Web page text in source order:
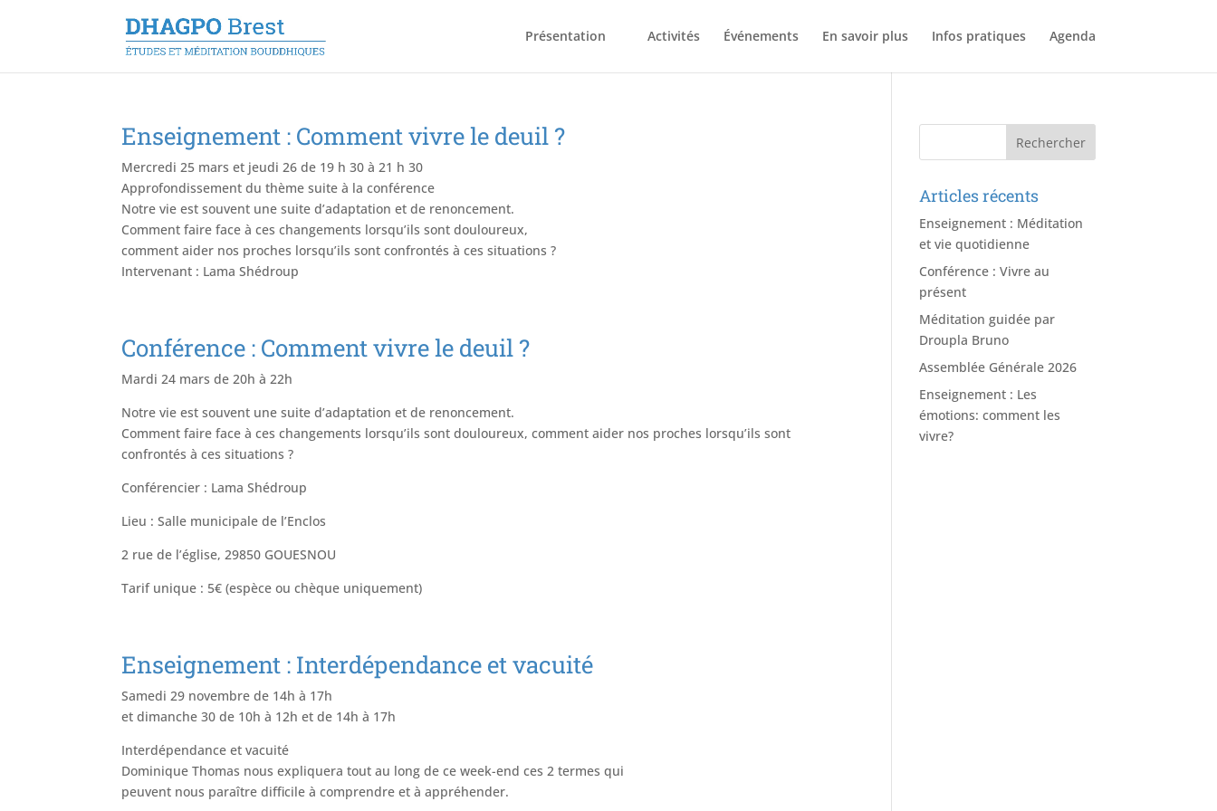
Présentation Activités Événements En savoir plus Infos pratiques Agenda
Enseignement : Comment vivre le deuil ?
Mercredi 25 mars et jeudi 26 de 19 h 30 à 21 h 30
Approfondissement du thème suite à la conférence
Notre vie est souvent une suite d’adaptation et de renoncement.
Comment faire face à ces changements lorsqu’ils sont douloureux,
comment aider nos proches lorsqu’ils sont confrontés à ces situations ?
Intervenant : Lama Shédroup
Conférence : Comment vivre le deuil ?
Mardi 24 mars de 20h à 22h
Notre vie est souvent une suite d’adaptation et de renoncement.
Comment faire face à ces changements lorsqu’ils sont douloureux, comment aider nos proches lorsqu’ils sont
confrontés à ces situations ?
Conférencier : Lama Shédroup
Lieu : Salle municipale de l’Enclos
2 rue de l’église, 29850 GOUESNOU
Tarif unique : 5€ (espèce ou chèque uniquement)
Enseignement : Interdépendance et vacuité
Samedi 29 novembre de 14h à 17h
et dimanche 30 de 10h à 12h et de 14h à 17h
Interdépendance et vacuité
Dominique Thomas nous expliquera tout au long de ce week-end ces 2 termes qui
peuvent nous paraître difficile à comprendre et à appréhender.
Articles récents
Enseignement : Méditation
et vie quotidienne
Conférence : Vivre au
présent
Méditation guidée par
Droupla Bruno
Assemblée Générale 2026
Enseignement : Les
émotions: comment les
vivre?